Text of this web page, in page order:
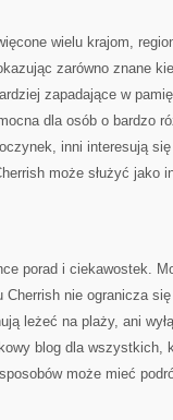
wielu krajom,
zarówno znane
zapadające w
dla osób o bardzo
inni interesują
może służyć jako
porad i ciekawostek.
Cherrish nie ogranicza
leżeć na plaży, ani
blog dla wszystkich,
może mieć